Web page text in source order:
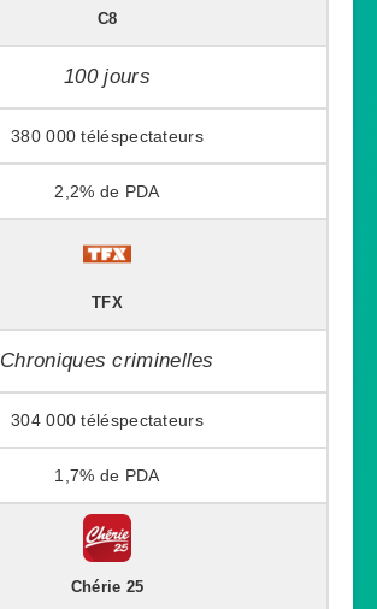
C8
100 jours
380 000
2,2%
TFX
Chroniques criminelles
304 000
1,7%
Chérie 25